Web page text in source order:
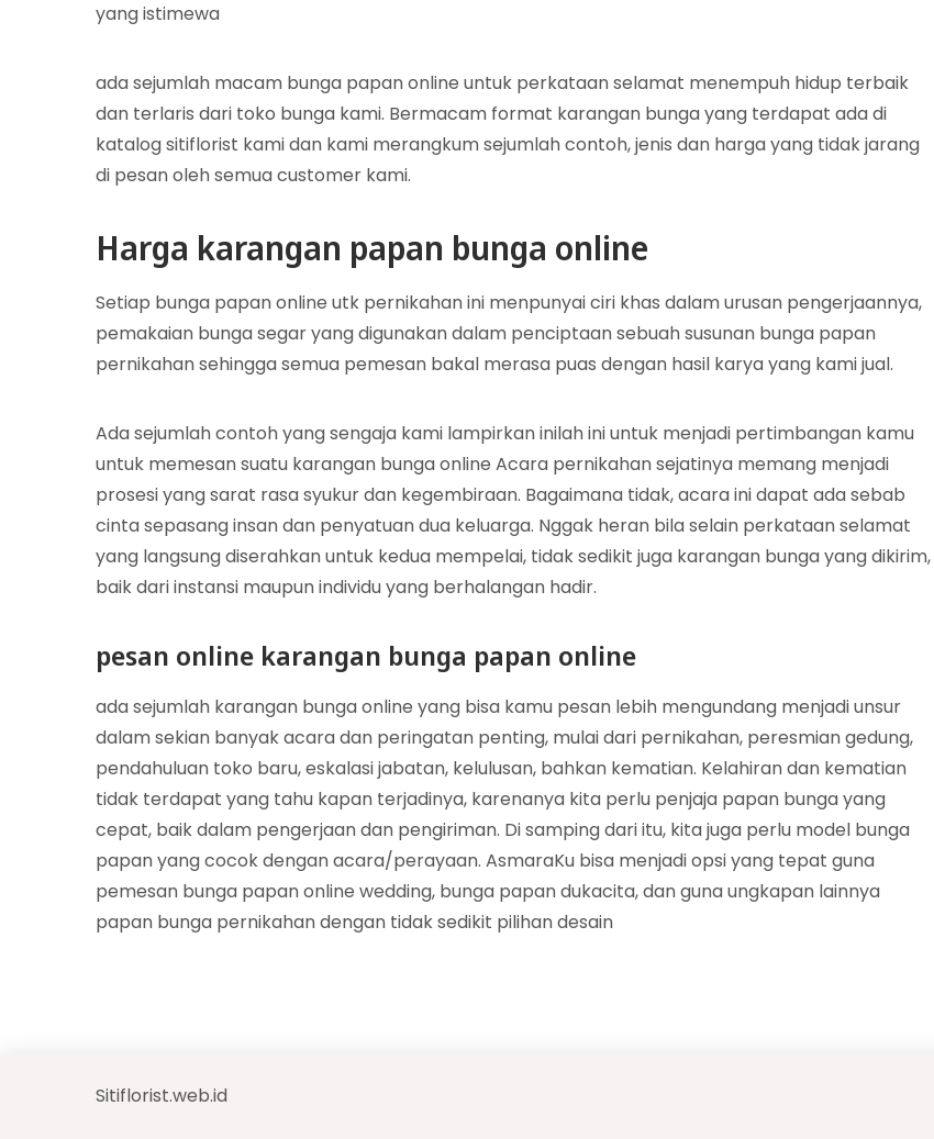
yang istimewa
ada sejumlah macam bunga papan online untuk perkataan selamat menempuh hidup terbaik
dan terlaris dari toko bunga kami. Bermacam format karangan bunga yang terdapat ada di
katalog sitiflorist kami dan kami merangkum sejumlah contoh, jenis dan harga yang tidak jarang
di pesan oleh semua customer kami.
Harga karangan papan bunga online
Setiap bunga papan online utk pernikahan ini menpunyai ciri khas dalam urusan pengerjaannya,
pemakaian bunga segar yang digunakan dalam penciptaan sebuah susunan bunga papan
pernikahan sehingga semua pemesan bakal merasa puas dengan hasil karya yang kami jual.
Ada sejumlah contoh yang sengaja kami lampirkan inilah ini untuk menjadi pertimbangan kamu
untuk memesan suatu karangan bunga online Acara pernikahan sejatinya memang menjadi
prosesi yang sarat rasa syukur dan kegembiraan. Bagaimana tidak, acara ini dapat ada sebab
cinta sepasang insan dan penyatuan dua keluarga. Nggak heran bila selain perkataan selamat
yang langsung diserahkan untuk kedua mempelai, tidak sedikit juga karangan bunga yang dikirim,
baik dari instansi maupun individu yang berhalangan hadir.
pesan online karangan bunga papan online
ada sejumlah karangan bunga online yang bisa kamu pesan lebih mengundang menjadi unsur
dalam sekian banyak acara dan peringatan penting, mulai dari pernikahan, peresmian gedung,
pendahuluan toko baru, eskalasi jabatan, kelulusan, bahkan kematian. Kelahiran dan kematian
tidak terdapat yang tahu kapan terjadinya, karenanya kita perlu penjaja papan bunga yang
cepat, baik dalam pengerjaan dan pengiriman. Di samping dari itu, kita juga perlu model bunga
papan yang cocok dengan acara/perayaan. AsmaraKu bisa menjadi opsi yang tepat guna
pemesan bunga papan online wedding, bunga papan dukacita, dan guna ungkapan lainnya
papan bunga pernikahan dengan tidak sedikit pilihan desain
Sitiflorist.web.id